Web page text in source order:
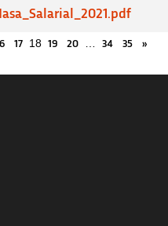
17 18 19 20 … 34 35 »